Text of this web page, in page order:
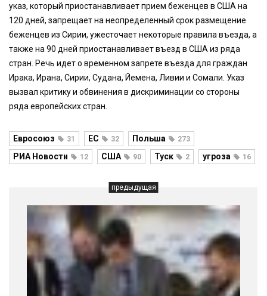
указ, который приостанавливает прием беженцев в США на
120 дней, запрещает на неопределенный срок размещение
беженцев из Сирии, ужесточает некоторые правила въезда, а
также на 90 дней приостанавливает въезд в США из ряда
стран. Речь идет о временном запрете въезда для граждан
Ирака, Ирана, Сирии, Судана, Йемена, Ливии и Сомали. Указ
вызвал критику и обвинения в дискриминации со стороны
ряда европейских стран.
Евросоюз 31 ЕС 32 Польша 273
РИА Новости 12 США 90 Туск 2 угроза 16
предыдущая